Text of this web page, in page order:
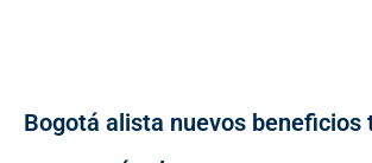
Bogotá alista nuevos beneficios